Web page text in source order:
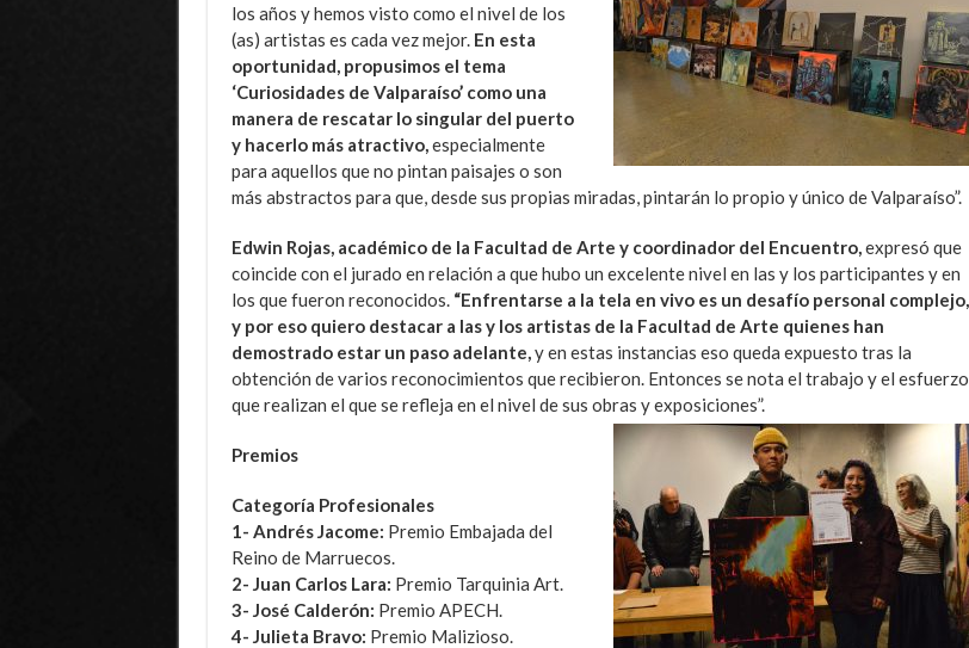
los años y hemos visto como el nivel de los
(as) artistas es cada vez mejor. En esta
oportunidad, propusimos el tema
‘Curiosidades de Valparaíso’ como una
manera de rescatar lo singular del puerto
y hacerlo más atractivo, especialmente
para aquellos que no pintan paisajes o son
más abstractos para que, desde sus propias miradas, pintarán lo propio y único de Valparaíso”.
Edwin Rojas, académico de la Facultad de Arte y coordinador del Encuentro, expresó que
coincide con el jurado en relación a que hubo un excelente nivel en las y los participantes y en
los que fueron reconocidos. “Enfrentarse a la tela en vivo es un desafío personal complejo,
y por eso quiero destacar a las y los artistas de la Facultad de Arte quienes han
demostrado estar un paso adelante, y en estas instancias eso queda expuesto tras la
obtención de varios reconocimientos que recibieron. Entonces se nota el trabajo y el esfuerzo
que realizan el que se refleja en el nivel de sus obras y exposiciones”.
Premios
Categoría Profesionales
1- Andrés Jacome: Premio Embajada del
Reino de Marruecos.
2- Juan Carlos Lara: Premio Tarquinia Art.
3- José Calderón: Premio APECH.
4- Julieta Bravo: Premio Malizioso.